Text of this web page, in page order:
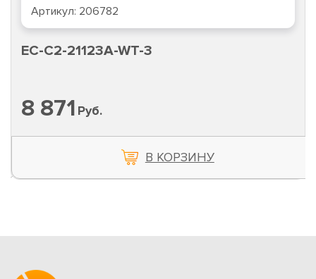
Артикул: 206782
EC-C2-21123A-WT-3
8 871 Руб.
В КОРЗИНУ